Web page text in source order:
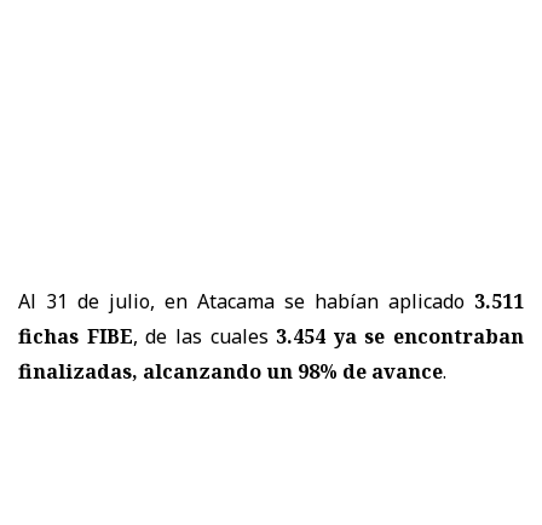
Al 31 de julio, en Atacama se habían aplicado 3.511
fichas FIBE, de las cuales 3.454 ya se encontraban
finalizadas, alcanzando un 98% de avance.